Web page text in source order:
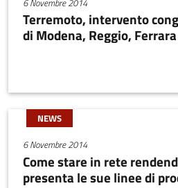
Terremoto, intervento
di Modena, Reggio,
NEWS
6 Novembre 2014
Come stare in rete
presenta le sue linee di